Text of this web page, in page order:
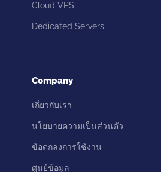
Cloud VPS
Dedicated Servers
Company
เกี่ยวกับเรา
นโยบายความเป็นส่วนตัว
ข้อตกลงการใช้งาน
ศูนย์ข้อมูล